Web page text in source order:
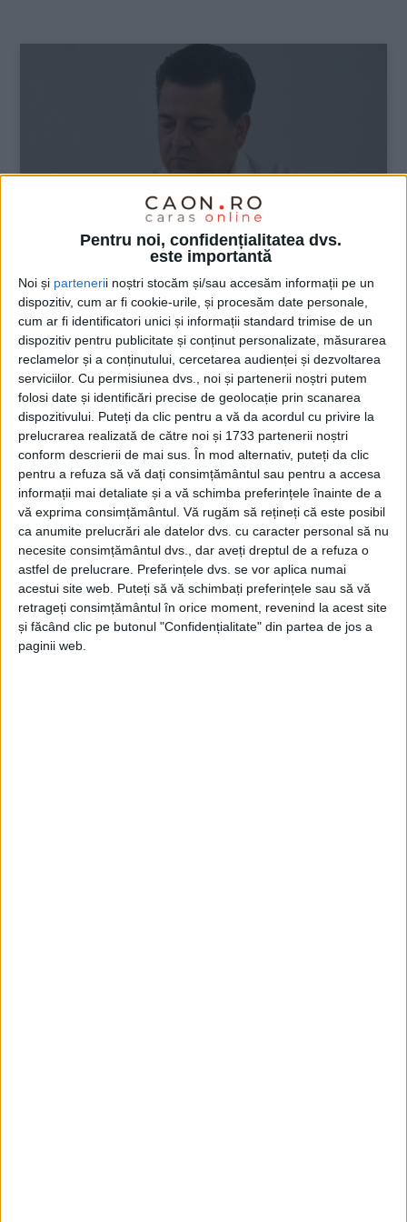
Pentru noi, confidențialitatea dvs.
este importantă
Noi și partenerii noștri stocăm și/sau accesăm informații pe un
dispozitiv, cum ar fi cookie-urile, și procesăm date personale,
cum ar fi identificatori unici și informații standard trimise de un
dispozitiv pentru publicitate și conținut personalizate, măsurarea
reclamelor și a conținutului, cercetarea audienței și dezvoltarea
serviciilor. Cu permisiunea dvs., noi și partenerii noștri putem
folosi date și identificări precise de geolocație prin scanarea
dispozitivului. Puteți da clic pentru a vă da acordul cu privire la
prelucrarea realizată de către noi și 1733 partenerii noștri
conform descrierii de mai sus. În mod alternativ, puteți da clic
pentru a refuza să vă dați consimțământul sau pentru a accesa
informații mai detaliate și a vă schimba preferințele înainte de a
vă exprima consimțământul. Vă rugăm să rețineți că este posibil
ca anumite prelucrări ale datelor dvs. cu caracter personal să nu
necesite consimțământul dvs., dar aveți dreptul de a refuza o
astfel de prelucrare. Preferințele dvs. se vor aplica numai
acestui site web. Puteți să vă schimbați preferințele sau să vă
retrageți consimțământul în orice moment, revenind la acest site
și făcând clic pe butonul "Confidențialitate" din partea de jos a
paginii web.
ŞTIRILE JUDEŢULUI CARAŞ-SEVERIN
Sporuri mai mici, contracte păguboase
închise!
9 IANUARIE 2026, 12:35 PM 3 MINUTE DE CITIRE
CARANSEBEȘ – Sunt două din soluțiile găsite de managerul
interimar al spitalului din Caransebeș, Octavian Dena, pentru a
reduce din datoriile de 14 milioane de lei ale celei de-a două
unități sanitare din județ!